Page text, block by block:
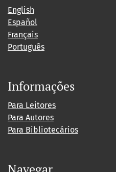
English
Español
Français
Português
Informações
Para Leitores
Para Autores
Para Bibliotecários